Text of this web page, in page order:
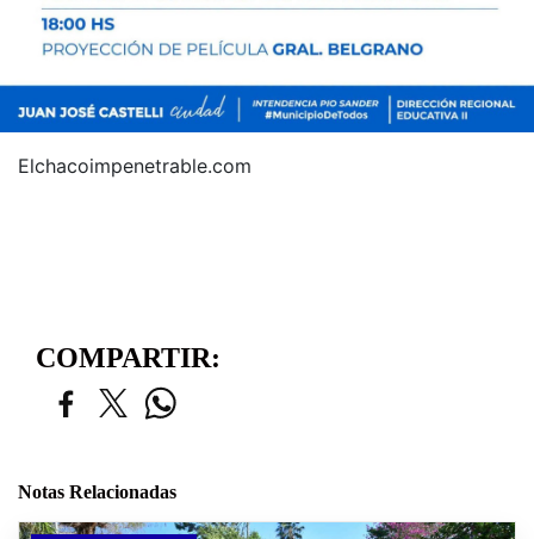
Elchacoimpenetrable.com
COMPARTIR:
Notas Relacionadas